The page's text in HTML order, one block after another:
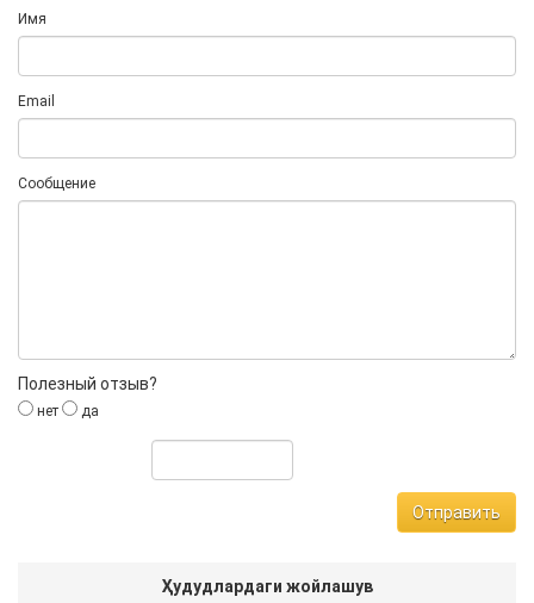
Имя
Email
Сообщение
Полезный отзыв?
нет да
Отправить
Ҳудудлардаги жойлашув